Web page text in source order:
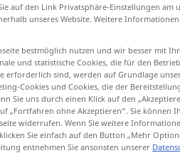
auf den Link Privatsphäre-Einstellungen am
unseres Website. Weitere
bestmöglich nutzen und wir besser mit
und statistische Cookies, die für den
erforderlich sind, werden auf Grundlage
Cookies und Cookies, die der
Sie uns durch einen Klick auf den
„Fortfahren ohne Akzeptieren“. Sie können
widerrufen. Wenn Sie weitere
Sie einfach auf den Button „Mehr
entnehmen Sie ansonsten unserer